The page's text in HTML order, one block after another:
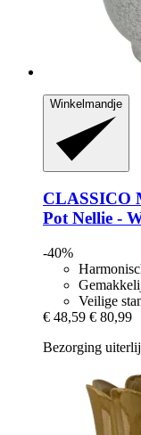
Winkelmandje
CLASSICO
Pot Nellie -​
-40%
Veilige
€ 48,59 € 80,99
Bezorging